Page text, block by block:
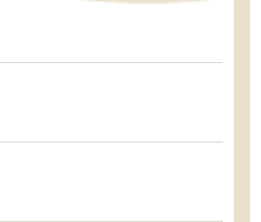
ンパクな“魚”６つ
始めるべき５つの食事管理